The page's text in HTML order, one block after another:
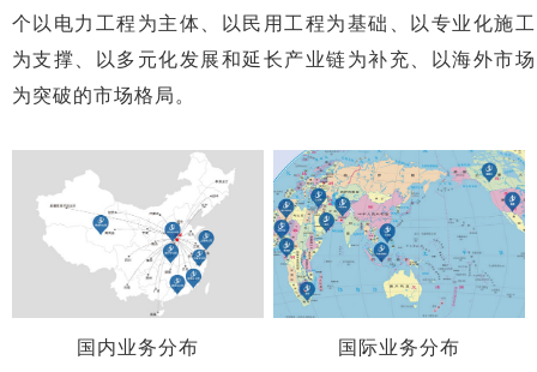
个以电力工程为主体、以民用工程为基础、以专业化施工
为支撑、以多元化发展和延长产业链为补充、以海外市场
为突破的市场格局。
国内业务分布 国际业务分布